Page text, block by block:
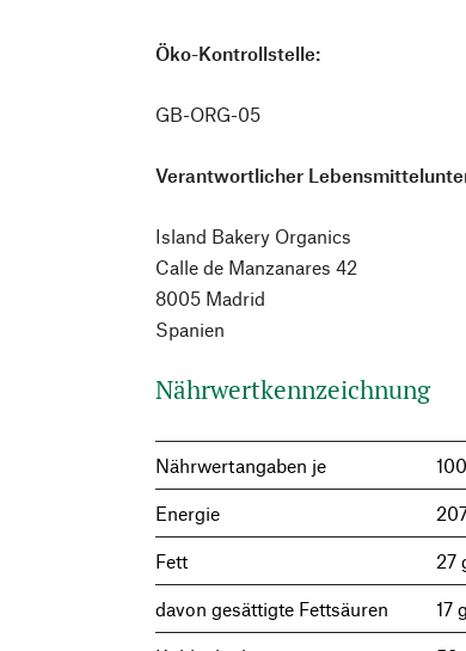
Öko-Kontrollstelle:
GB-ORG-05
Verantwortlicher
Island Bakery Organics
Calle de Manzanares 42
8005 Madrid
Spanien
Nährwertkennzeichnung
Nährwertangaben je
Energie
Fett 27
davon gesättigte Fettsäuren 17 g